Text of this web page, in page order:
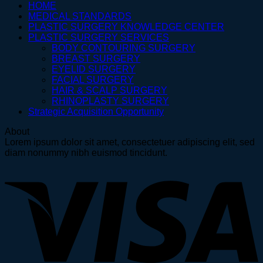
HOME
MEDICAL STANDARDS
PLASTIC SURGERY KNOWLEDGE CENTER
PLASTIC SURGERY SERVICES
BODY CONTOURING SURGERY
BREAST SURGERY
EYELID SURGERY
FACIAL SURGERY
HAIR & SCALP SURGERY
RHINOPLASTY SURGERY
Strategic Acquisition Opportunity
About
Lorem ipsum dolor sit amet, consectetuer adipiscing elit, sed
diam nonummy nibh euismod tincidunt.